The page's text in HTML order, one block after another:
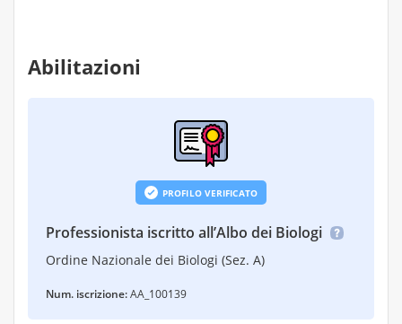
Abilitazioni
PROFILO VERIFICATO
Professionista iscritto all’Albo dei Biologi
Ordine Nazionale dei Biologi (Sez. A)
Num. iscrizione:AA_100139